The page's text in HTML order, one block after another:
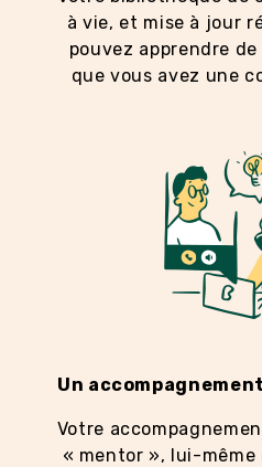
à vie, et mise à jour
pouvez apprendre
que vous avez une
Un
Votre
« mentor », lui-